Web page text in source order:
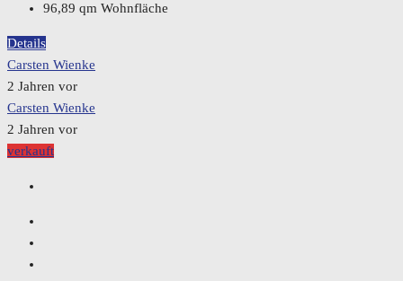
96,89 qm Wohnfläche
Details
Carsten Wienke
2 Jahren vor
Carsten Wienke
2 Jahren vor
verkauft